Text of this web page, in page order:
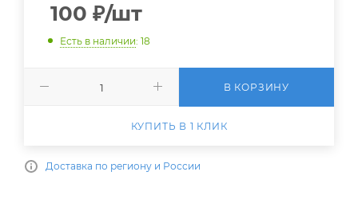
100 ₽/шт
Есть в наличии: 18
В КОРЗИНУ
КУПИТЬ В 1 КЛИК
Доставка по региону и России